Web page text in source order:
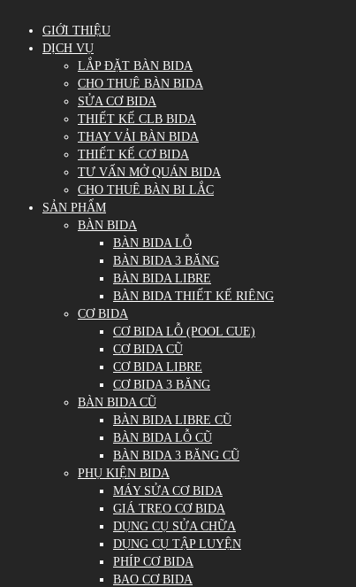
GIỚI THIỆU
DỊCH VỤ
LẮP ĐẶT BÀN BIDA
CHO THUÊ BÀN BIDA
SỬA CƠ BIDA
THIẾT KẾ CLB BIDA
THAY VẢI BÀN BIDA
THIẾT KẾ CƠ BIDA
TƯ VẤN MỞ QUÁN BIDA
CHO THUÊ BÀN BI LẮC
SẢN PHẨM
BÀN BIDA
BÀN BIDA LỖ
BÀN BIDA 3 BĂNG
BÀN BIDA LIBRE
BÀN BIDA THIẾT KẾ RIÊNG
CƠ BIDA
CƠ BIDA LỖ (POOL CUE)
CƠ BIDA CŨ
CƠ BIDA LIBRE
CƠ BIDA 3 BĂNG
BÀN BIDA CŨ
BÀN BIDA LIBRE CŨ
BÀN BIDA LỖ CŨ
BÀN BIDA 3 BĂNG CŨ
PHỤ KIỆN BIDA
MÁY SỬA CƠ BIDA
GIÁ TREO CƠ BIDA
DỤNG CỤ SỬA CHỮA
DỤNG CỤ TẬP LUYỆN
PHÍP CƠ BIDA
BAO CƠ BIDA